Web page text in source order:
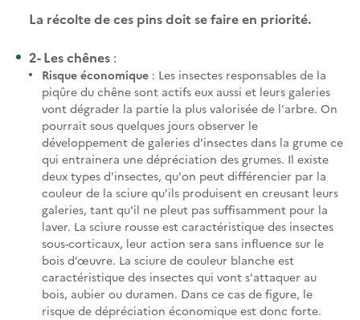
La récolte de ces pins doit se faire en priorité.
2- Les chênes :
Risque économique : Les insectes responsables de la
piqûre du chêne sont actifs eux aussi et leurs galeries
vont dégrader la partie la plus valorisée de l'arbre. On
pourrait sous quelques jours observer le
développement de galeries d'insectes dans la grume ce
qui entrainera une dépréciation des grumes. Il existe
deux types d'insectes, qu'on peut différencier par la
couleur de la sciure qu'ils produisent en creusant leurs
galeries, tant qu'il ne pleut pas suffisamment pour la
laver. La sciure rousse est caractéristique des insectes
sous-corticaux, leur action sera sans influence sur le
bois d’œuvre. La sciure de couleur blanche est
caractéristique des insectes qui vont s'attaquer au
bois, aubier ou duramen. Dans ce cas de figure, le
risque de dépréciation économique est donc forte.